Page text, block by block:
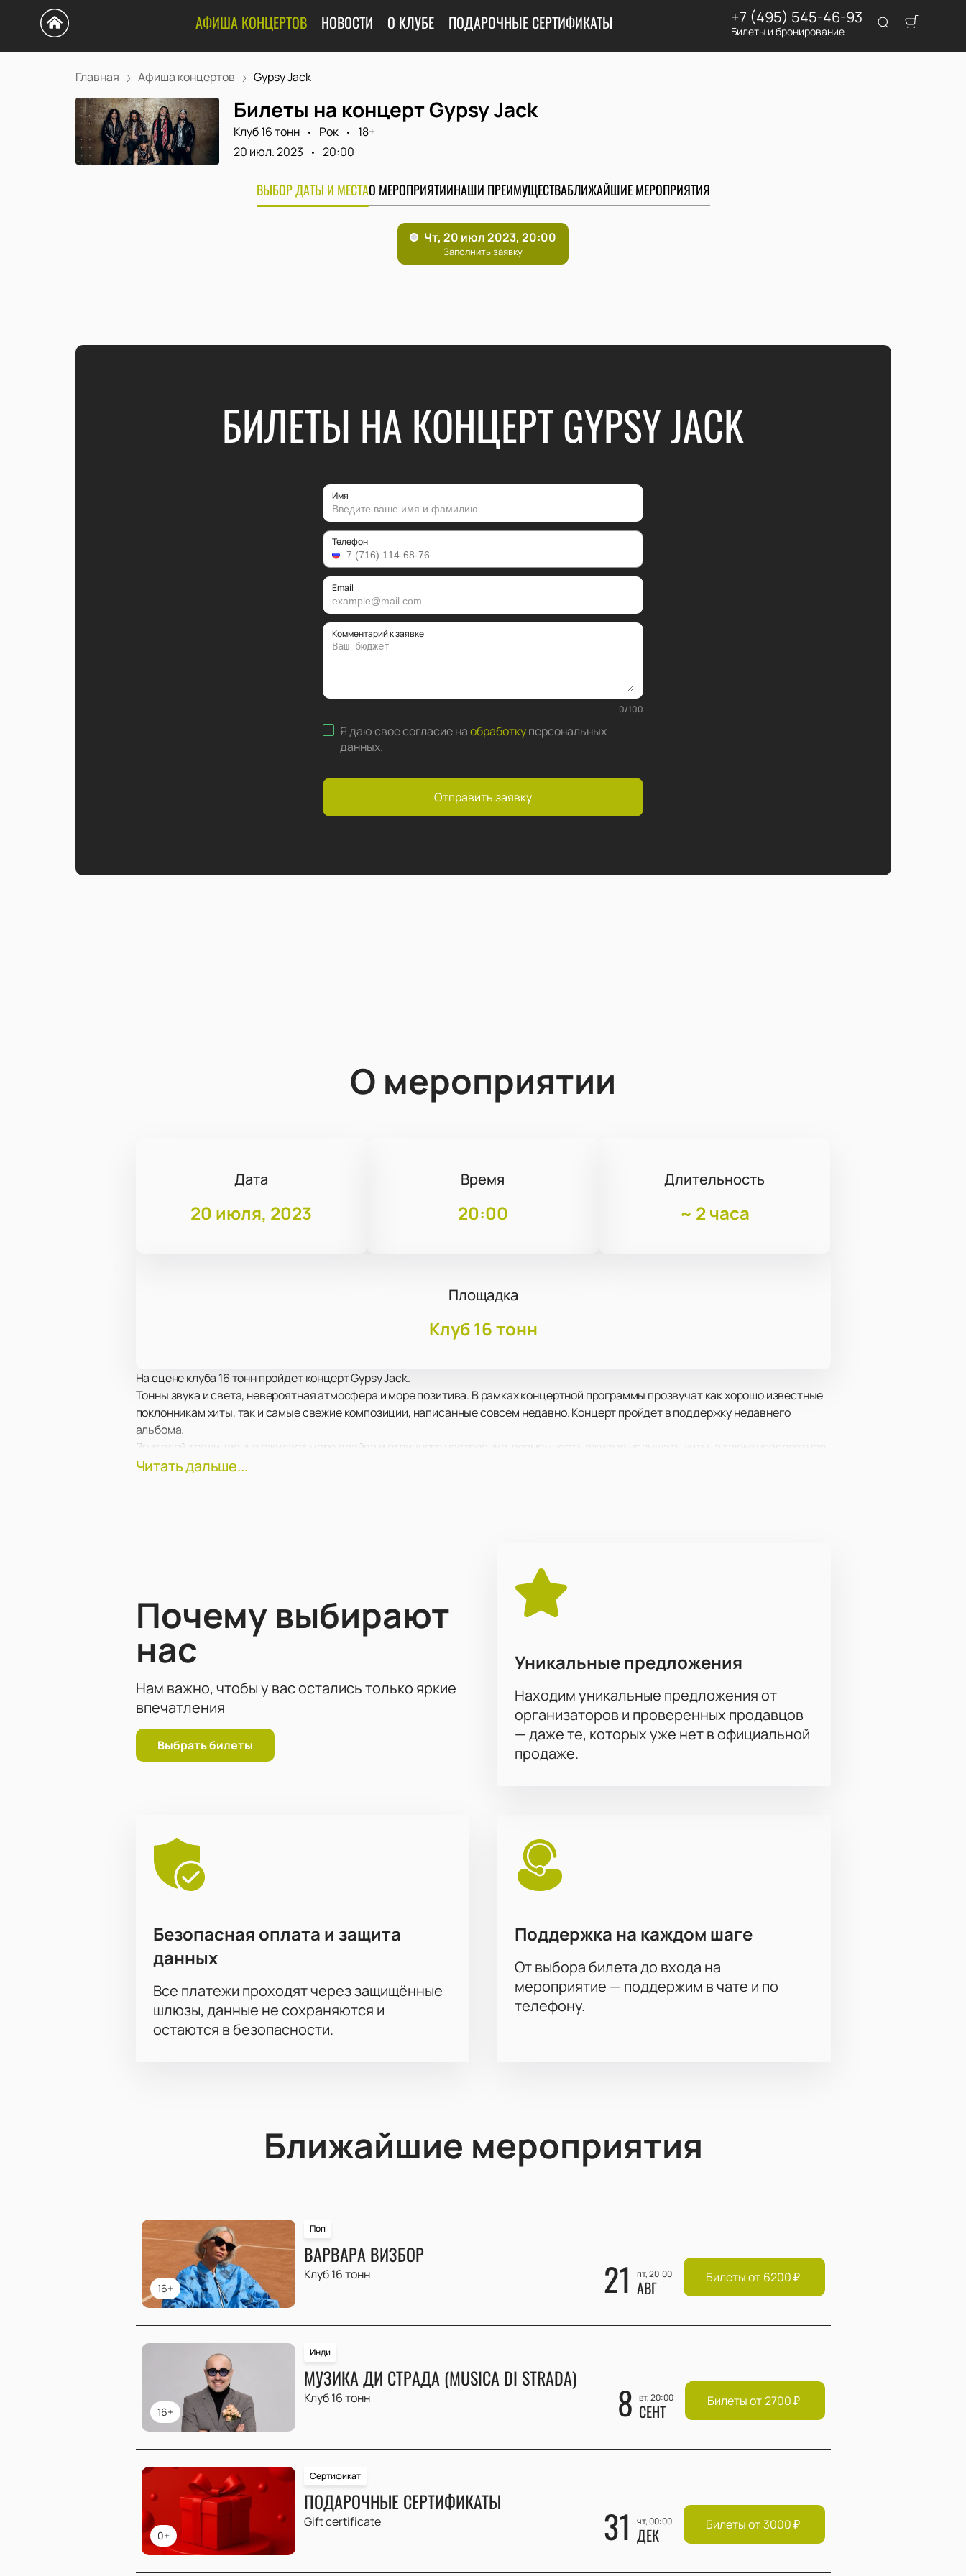
АФИША КОНЦЕРТОВ НОВОСТИ О КЛУБЕ ПОДАРОЧНЫЕ СЕРТИФИКАТЫ +7 (495) 545-46-93
Билеты и бронирование
Главная Афиша концертов Gypsy Jack
Билеты на концерт Gypsy Jack
Клуб 16 тонн Рок
18+
20 июл. 2023
20:00
ВЫБОР ДАТЫ И МЕСТАО МЕРОПРИЯТИИНАШИ ПРЕИМУЩЕСТВАБЛИЖАЙШИЕ МЕРОПРИЯТИЯ
БИЛЕТЫ НА КОНЦЕРТ GYPSY JACK
Имя
Телефон
Email
Комментарий к заявке
0/100
Я даю свое согласие наобработкуперсональных
данных.
Отправить заявку
О мероприятии
Дата
20 июля, 2023
Время
20:00
Длительность
~ 2 часа
Площадка
Клуб 16 тонн
На сцене клуба 16 тонн пройдет концерт Gypsy Jack.
Тонны звука и света, невероятная атмосфера и море позитива. В рамках концертной программы прозвучат как хорошо известные
поклонникам хиты, так и самые свежие композиции, написанные совсем недавно. Концерт пройдет в поддержку недавнего
альбома.
Зрителей традиционно ожидает море драйва и отличного настроения, возможность вживую услышать хиты, а также невероятное
шоу.
Читать дальше...
Почему выбирают
нас
Нам важно, чтобы у вас остались только яркие
впечатления
Выбрать билеты
Уникальные предложения
Находим уникальные предложения от
организаторов и проверенных продавцов
— даже те, которых уже нет в официальной
продаже.
Безопасная оплата и защита
данных
Все платежи проходят через защищённые
шлюзы, данные не сохраняются и
остаются в безопасности.
Поддержка на каждом шаге
От выбора билета до входа на
мероприятие — поддержим в чате и по
телефону.
Ближайшие мероприятия
16+
Поп
ВАРВАРА ВИЗБОР
Клуб 16 тонн 21 пт, 20:00
АВГ Билеты от 6200₽
16+
Инди
МУЗИКА ДИ СТРАДА (MUSICA DI STRADA)
Клуб 16 тонн 8 вт, 20:00
СЕНТ Билеты от 2700₽
0+
Сертификат
ПОДАРОЧНЫЕ СЕРТИФИКАТЫ
Gift certificate 31 чт, 00:00
ДЕК Билеты от 3000₽